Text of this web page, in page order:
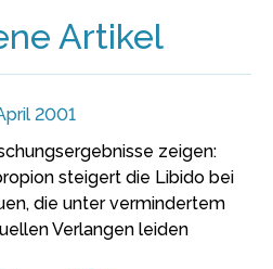
Artikel
2001
zeigen:
steigert die Libido bei
die unter vermindertem
Verlangen leiden